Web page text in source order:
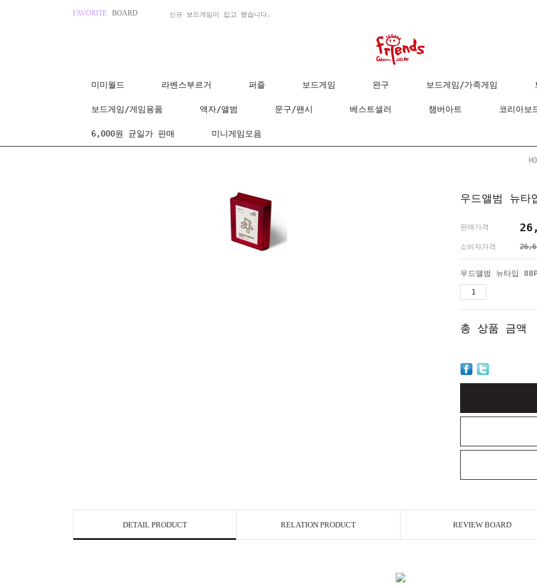
FAVORITE BOARD 신규 보드게임이 입고 됐습니다.
미미월드 라벤스부르거 퍼즐 보드게임 완구 보드게임/가족게임
보드게임/게임용품 액자/앨범 문구/팬시 베스트셀러 챔버아트 코리아보
6,000원 균일가 판매 미니게임모음
우드앨범 뉴타
판매가격
소비자가격
총 상품 금액
DETAIL PRODUCT RELATION PRODUCT REVIEW BOARD